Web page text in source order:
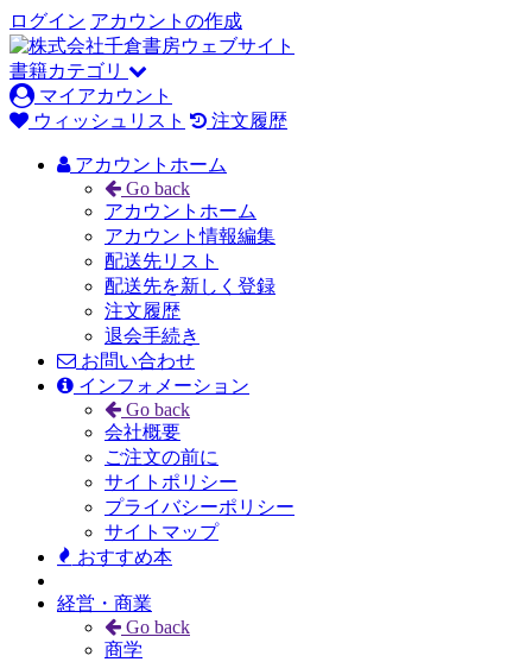
ログイン アカウントの作成
書籍カテゴリ
マイアカウント
ウィッシュリスト
注文履歴
アカウントホーム
Go back
アカウントホーム
アカウント情報編集
配送先リスト
配送先を新しく登録
注文履歴
退会手続き
お問い合わせ
インフォメーション
Go back
会社概要
ご注文の前に
サイトポリシー
プライバシーポリシー
サイトマップ
おすすめ本
経営・商業
Go back
商学